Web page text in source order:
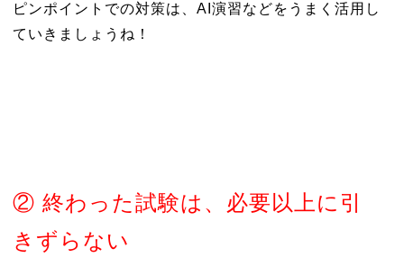
ピンポイントでの対策は、AI演習などをうまく活用し
ていきましょうね！
② 終わった試験は、必要以上に引
きずらない